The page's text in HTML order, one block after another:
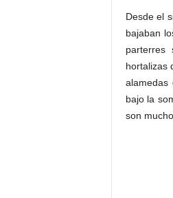
Desde el
bajaban
hortalizas
alamedas
bajo la
son